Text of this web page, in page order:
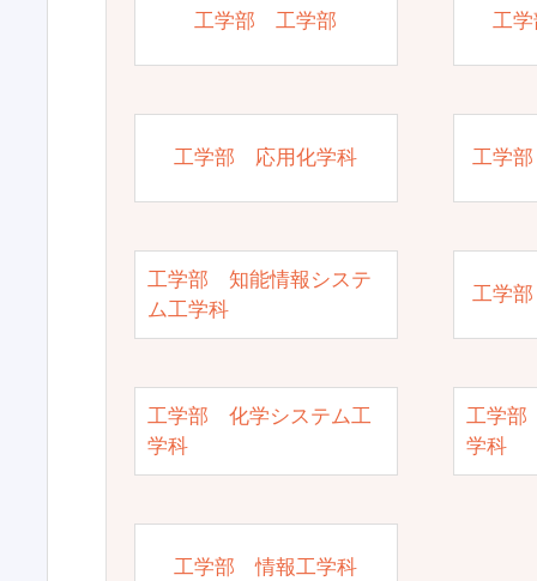
工学部 工学部 工
工学部 応用化学科 工学
工学部 知能情報システ
ム工学科
工学
工学部 化学システム工
学科
工学部
学科
工学部 情報工学科